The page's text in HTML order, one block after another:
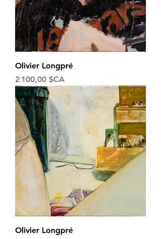
Olivier Longpré
Prix
2 100,00 $CA
Olivier Longpré